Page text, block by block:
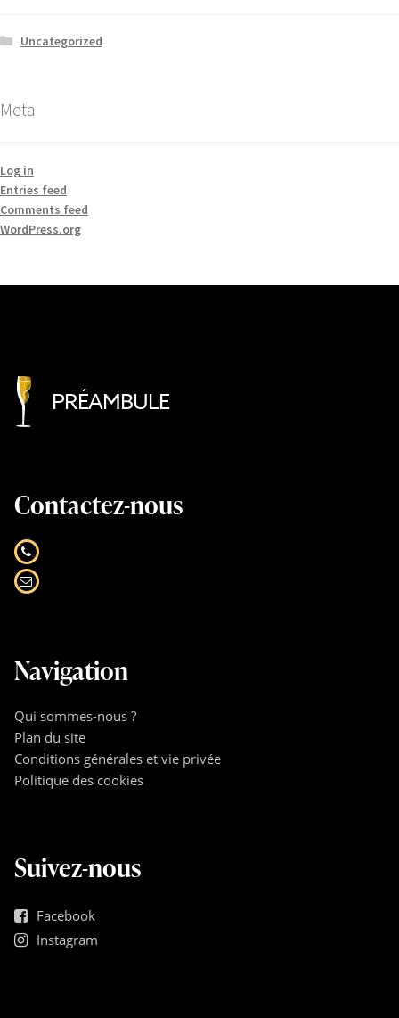
Uncategorized
Meta
Log in
Entries feed
Comments feed
WordPress.org
PRÉAMBULE
Contactez-nous
Navigation
Qui sommes-nous ?
Plan du site
Conditions générales et vie privée
Politique des cookies
Suivez-nous
Facebook
Instagram